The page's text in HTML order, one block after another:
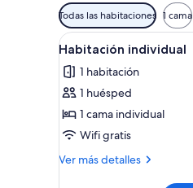
Filtros
disponibles
para
las
habitaciones
Todas las habitaciones 1 cama
Abrir
todas
las
fotos
de
Habitación
individual
3
Habitación individual
1 habitación
1 huésped
1 cama individual
Wifi gratis
Ver más detalles
Más